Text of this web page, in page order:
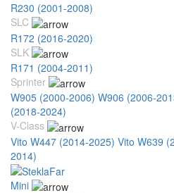
R230 (2001-2008)
SLC
R172 (2016-2020)
SLK
R171 (2004-2011)
Sprinter
W905 (2000-2006) W906 (2006-
(2018-2024)
V-Class
Vito W447 (2014-2025) Vito W639
2014)
Mini